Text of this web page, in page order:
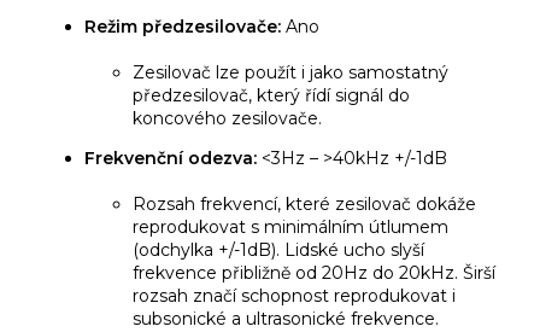
Režim předzesilovače: Ano
Zesilovač lze použít i jako samostatný
předzesilovač, který řídí signál do
koncového zesilovače.
Frekvenční odezva: <3Hz – >40kHz +/-1dB
Rozsah frekvencí, které zesilovač dokáže
reprodukovat s minimálním útlumem
(odchylka +/-1dB). Lidské ucho slyší
frekvence přibližně od 20Hz do 20kHz. Širší
rozsah značí schopnost reprodukovat i
subsonické a ultrasonické frekvence.